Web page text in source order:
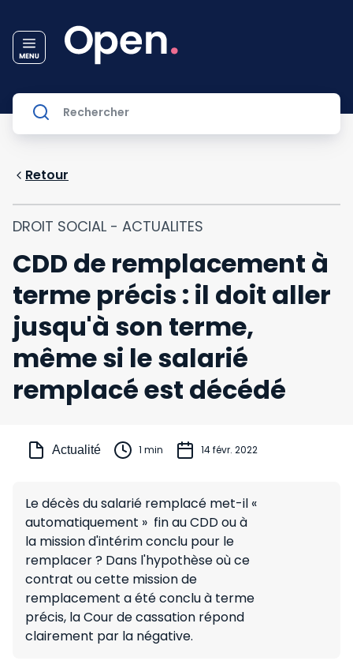
Retour
DROIT SOCIAL - ACTUALITES
CDD de remplacement à
terme précis : il doit aller
jusqu'à son terme,
même si le salarié
remplacé est décédé
Actualité 1 min 14 févr. 2022
Le décès du salarié remplacé met-il «
automatiquement » fin au CDD ou à
la mission d'intérim conclu pour le
remplacer ? Dans l'hypothèse où ce
contrat ou cette mission de
remplacement a été conclu à terme
précis, la Cour de cassation répond
clairement par la négative.